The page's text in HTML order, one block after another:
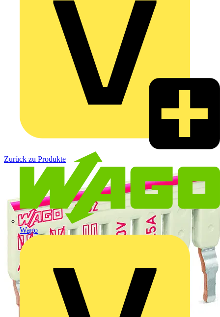
Wago
Zurück zu Produkte